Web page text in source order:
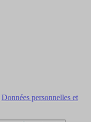
Données personnelles et